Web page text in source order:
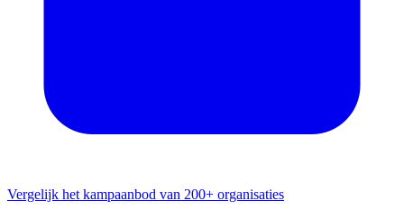
Vergelijk het kampaanbod van 200+ organisaties